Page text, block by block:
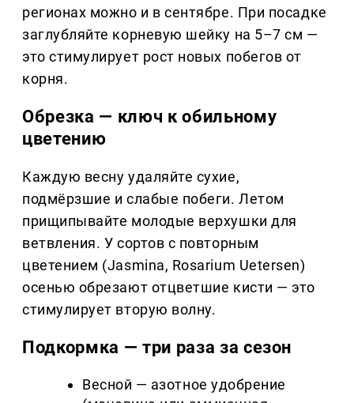
регионах можно и в сентябре. При посадке
заглубляйте корневую шейку на 5–7 см —
это стимулирует рост новых побегов от
корня.
Обрезка — ключ к обильному
цветению
Каждую весну удаляйте сухие,
подмёрзшие и слабые побеги. Летом
прищипывайте молодые верхушки для
ветвления. У сортов с повторным
цветением (Jasmina, Rosarium Uetersen)
осенью обрезают отцветшие кисти — это
стимулирует вторую волну.
Подкормка — три раза за сезон
Весной — азотное удобрение